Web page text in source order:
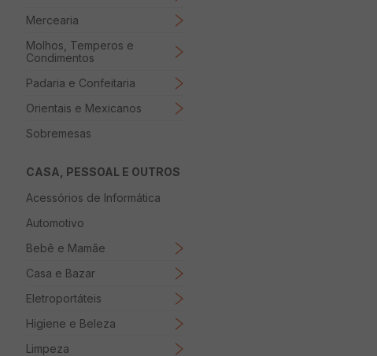
Mercearia
Molhos, Temperos e
Condimentos
Padaria e Confeitaria
Orientais e Mexicanos
Sobremesas
CASA, PESSOAL E OUTROS
Acessórios de Informática
Automotivo
Bebê e Mamãe
Casa e Bazar
Eletroportáteis
Higiene e Beleza
Limpeza